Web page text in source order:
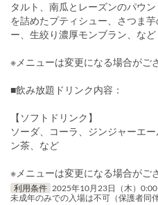
タルト、南瓜とレーズンのパウ
を詰めたプティシュー、さつま
ー、生絞り濃厚モンブラン、など
※メニューは変更になる場合がご
■飲み放題ドリンク内容：
【ソフトドリンク】
ソーダ、コーラ、ジンジャーエ
ン茶、など
※メニューは変更になる場合がご
利用条件 2025年10月23日（木）
未成年のみでの入場は不可（保護者同